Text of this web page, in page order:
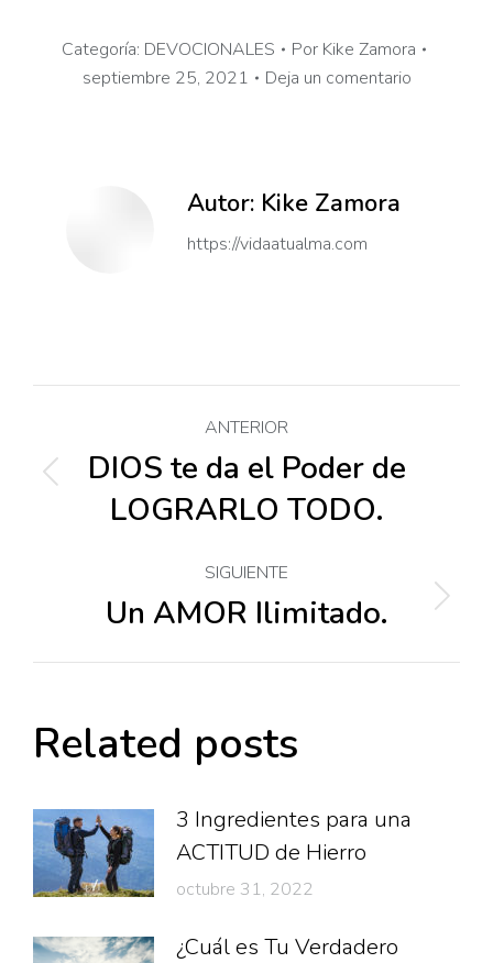
Categoría: DEVOCIONALES Por Kike Zamora
septiembre 25, 2021
Deja un comentario
Autor: Kike Zamora
https://vidaatualma.com
Navegación
entre
publicaciones
ANTERIOR
Publicación
anterior:
DIOS te da el Poder de
LOGRARLO TODO.
SIGUIENTE
Publicación
Un AMOR Ilimitado.
Related posts
3 Ingredientes para una
ACTITUD de Hierro
octubre 31, 2022
¿Cuál es Tu Verdadero